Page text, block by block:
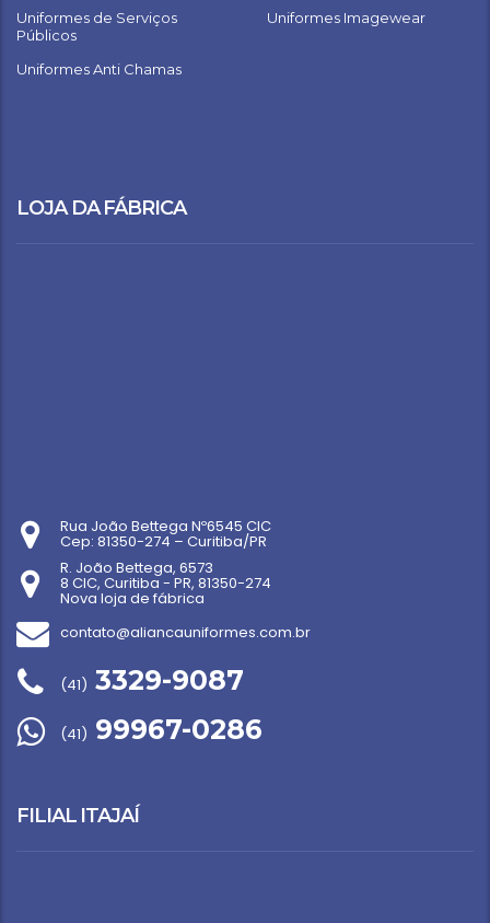
Uniformes de Serviços
Públicos
Uniformes Imagewear
Uniformes Anti Chamas
LOJA DA FÁBRICA
Rua João Bettega Nº6545 CIC
Cep: 81350-274 – Curitiba/PR
R. João Bettega, 6573
8 CIC, Curitiba - PR, 81350-274
Nova loja de fábrica
contato@aliancauniformes.com.br
(41) 3329-9087
(41) 99967-0286
FILIAL ITAJAÍ